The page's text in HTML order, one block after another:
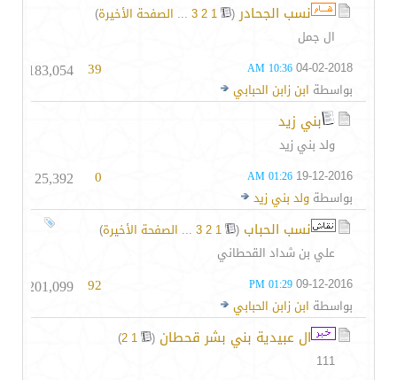
نسب الجحادر‏
(
1
2
3
... الصفحة الأخيرة)
ال جمل
04-02-2018
10:36 AM
بواسطة ابن زابن الحبابي
39
183,054
بني زيد
ولد بني زيد
19-12-2016
01:26 AM
بواسطة ولد بني زيد
0
25,392
نسب الحباب (
1
2
3
... الصفحة الأخيرة)
علي بن شداد القحطاني
09-12-2016
01:29 PM
بواسطة ابن زابن الحبابي
92
201,099
ال عبيدية بني بشر قحطان (
1
2
)
111